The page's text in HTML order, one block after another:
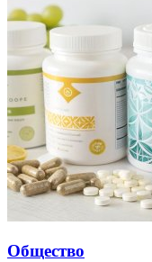
Общество